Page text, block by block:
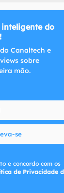
inteligente do
Canaltech e
sobre
mão.
se
e concordo com os
de Privacidade